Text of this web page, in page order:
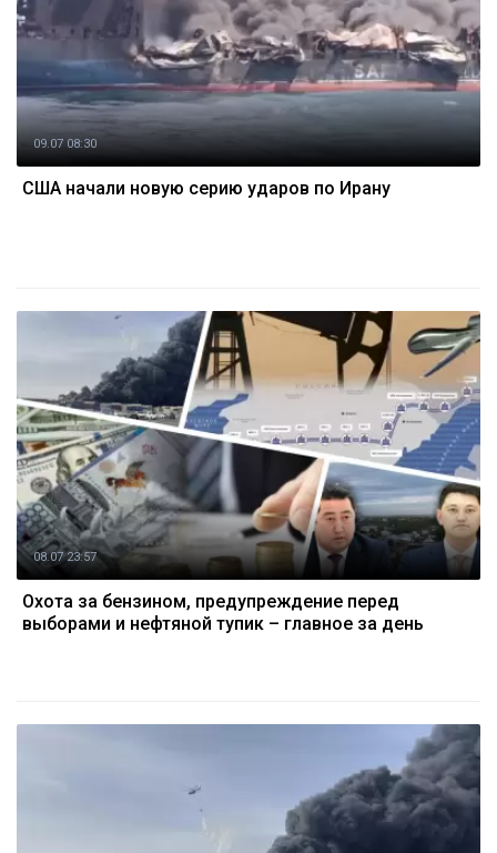
09.07 08:30
США начали новую серию ударов по Ирану
08.07 23:57
Охота за бензином, предупреждение перед
выборами и нефтяной тупик – главное за день